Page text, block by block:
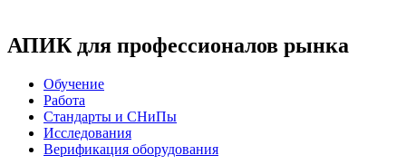
АПИК для профессионалов рынка
Обучение
Работа
Стандарты и СНиПы
Исследования
Верификация оборудования